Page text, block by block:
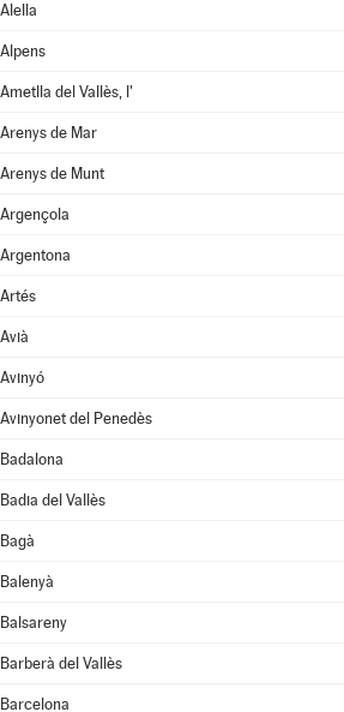
Alella
Alpens
Ametlla del Vallès, l'
Arenys de Mar
Arenys de Munt
Argençola
Argentona
Artés
Avià
Avinyó
Avinyonet del Penedès
Badalona
Badia del Vallès
Bagà
Balenyà
Balsareny
Barberà del Vallès
Barcelona